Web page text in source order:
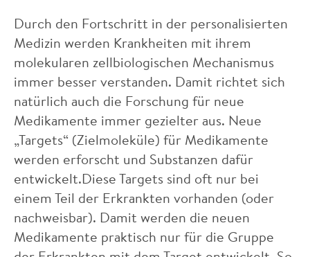
Durch den Fortschritt in der personalisierten
Medizin werden Krankheiten mit ihrem
molekularen zellbiologischen Mechanismus
immer besser verstanden. Damit richtet sich
natürlich auch die Forschung für neue
Medikamente immer gezielter aus. Neue
„Targets“ (Zielmoleküle) für Medikamente
werden erforscht und Substanzen dafür
entwickelt.Diese Targets sind oft nur bei
einem Teil der Erkrankten vorhanden (oder
nachweisbar). Damit werden die neuen
Medikamente praktisch nur für die Gruppe